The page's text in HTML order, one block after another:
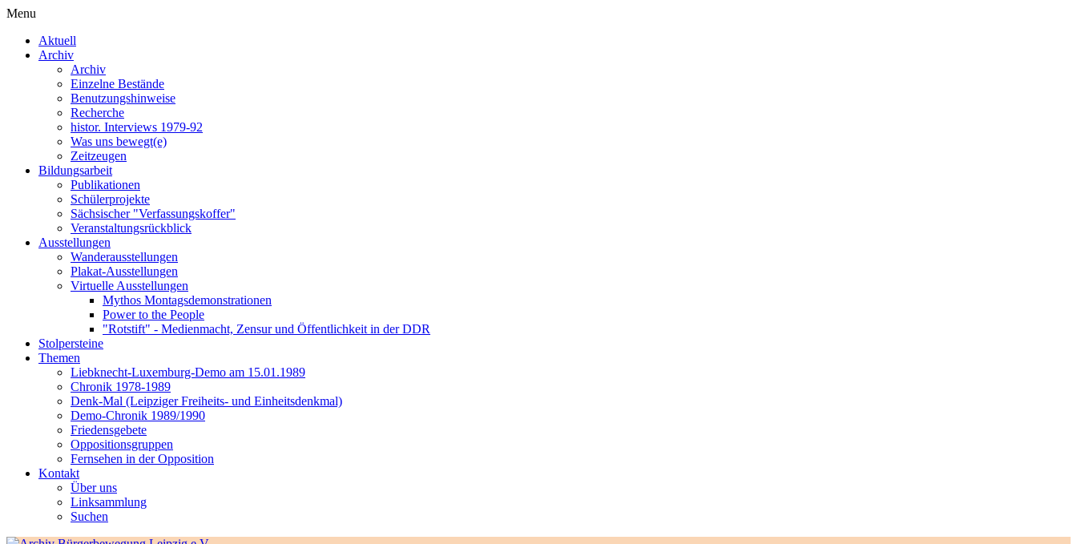
Menu
Aktuell
Archiv
Archiv
Einzelne Bestände
Benutzungshinweise
Recherche
histor. Interviews 1979-92
Was uns bewegt(e)
Zeitzeugen
Bildungsarbeit
Publikationen
Schülerprojekte
Sächsischer "Verfassungskoffer"
Veranstaltungsrückblick
Ausstellungen
Wanderausstellungen
Plakat-Ausstellungen
Virtuelle Ausstellungen
Mythos Montagsdemonstrationen
Power to the People
"Rotstift" - Medienmacht, Zensur und Öffentlichkeit in der DDR
Stolpersteine
Themen
Liebknecht-Luxemburg-Demo am 15.01.1989
Chronik 1978-1989
Denk-Mal (Leipziger Freiheits- und Einheitsdenkmal)
Demo-Chronik 1989/1990
Friedensgebete
Oppositionsgruppen
Fernsehen in der Opposition
Kontakt
Über uns
Linksammlung
Suchen